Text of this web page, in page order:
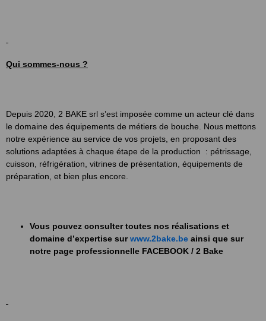
Qui sommes-nous ?
Depuis 2020, 2 BAKE srl s’est imposée comme un acteur clé dans
le domaine des équipements de métiers de bouche. Nous mettons
notre expérience au service de vos projets, en proposant des
solutions adaptées à chaque étape de la production : pétrissage,
cuisson, réfrigération, vitrines de présentation, équipements de
préparation, et bien plus encore.
Vous pouvez consulter toutes nos réalisations et
domaine d’expertise surwww.2bake.be ainsi que sur
notre page professionnelle FACEBOOK / 2 Bake